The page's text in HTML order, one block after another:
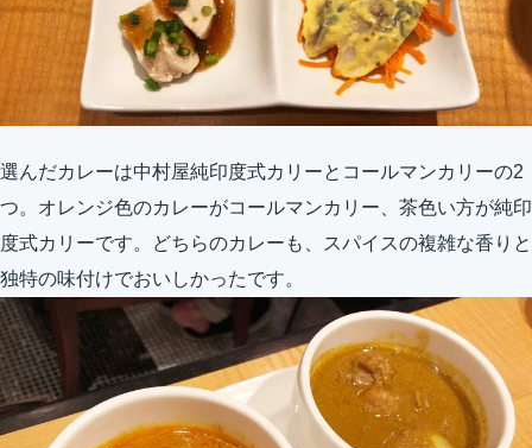
選んだカレーは中村屋純印度式カリーとコールマンカリーの2
つ。オレンジ色のカレーがコールマンカリー、茶色い方が純印
度式カリーです。どちらのカレーも、スパイスの複雑な香りと
独特の味付けでおいしかったです。